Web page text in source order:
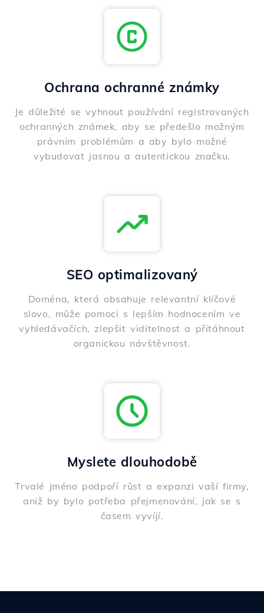
Ochrana ochranné známky
Je důležité se vyhnout používání registrovaných
ochranných známek, aby se předešlo možným
právním problémům a aby bylo možné
vybudovat jasnou a autentickou značku.
SEO optimalizovaný
Doména, která obsahuje relevantní klíčové
slovo, může pomoci s lepším hodnocením ve
vyhledávačích, zlepšit viditelnost a přitáhnout
organickou návštěvnost.
Myslete dlouhodobě
Trvalé jméno podpoří růst a expanzi vaší firmy,
aniž by bylo potřeba přejmenování, jak se s
časem vyvíjí.